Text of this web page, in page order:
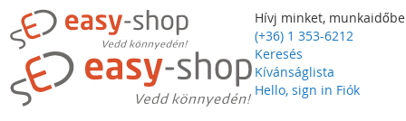
Hívj minket,
(+36) 1 353-6212
Keresés
Kívánságlista
Hello, sign in Fiók